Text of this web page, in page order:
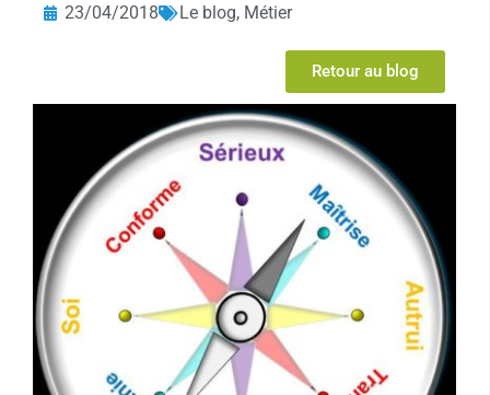
23/04/2018 Le blog, Métier
Retour au blog